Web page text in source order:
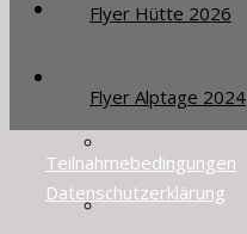
Flyer Hütte 2026
Flyer Alptage 2024
Teilnahmebedingungen
Datenschutzerklärung